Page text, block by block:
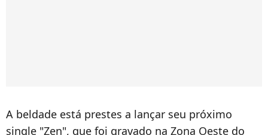
A beldade está prestes a lançar seu próximo
single "Zen", que foi gravado na Zona Oeste do